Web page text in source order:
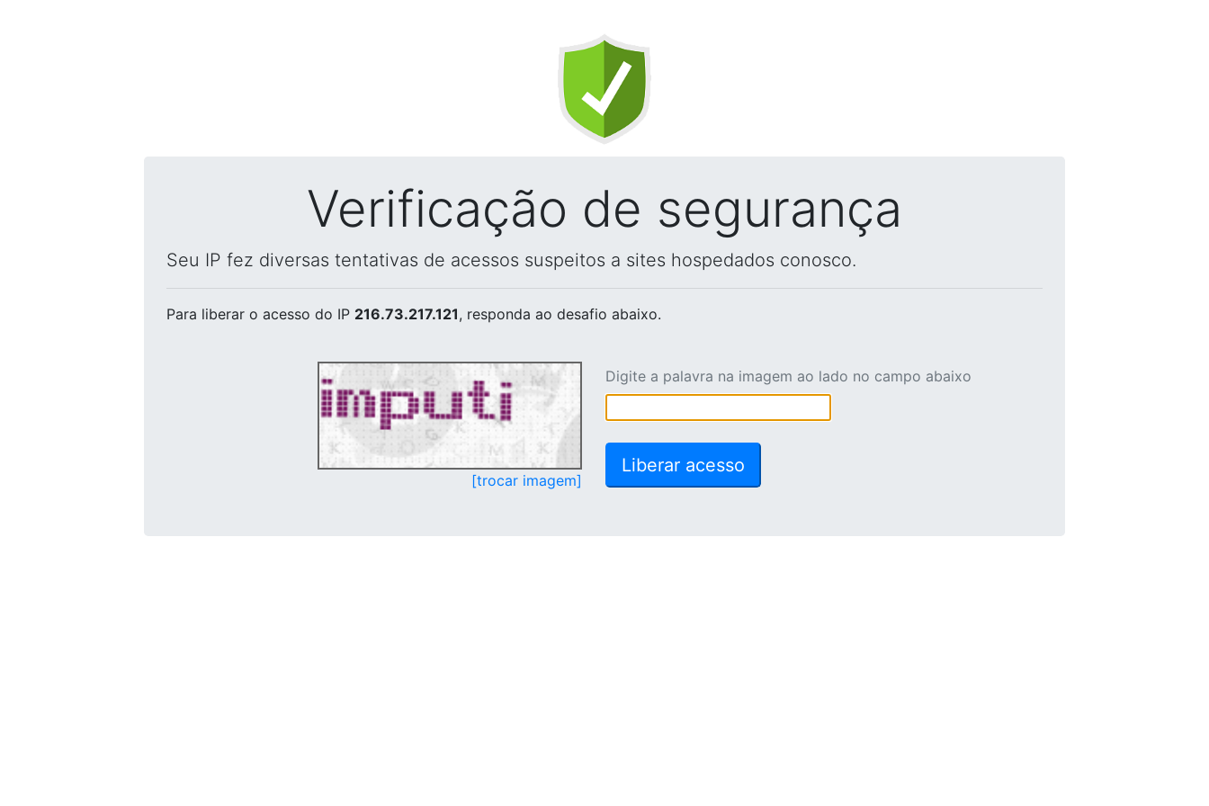
Verificação de segurança
Seu IP fez diversas tentativas de acessos suspeitos a sites hospedados conosco.
Para liberar o acesso do IP 216.73.217.121, responda ao desafio abaixo.
[trocar imagem]
Digite a palavra na imagem ao lado no campo abaixo